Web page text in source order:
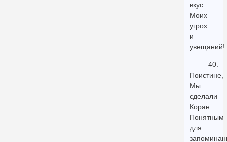
вкус
Моих
угроз
и
увещаний!
40.
Поистине,
Мы
сделали
Коран
Понятным
для